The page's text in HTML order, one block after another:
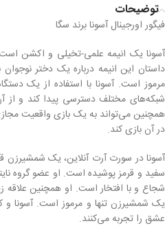
توضیحات
فیگور اورجینال آسونا برند سگا
داستان این انیمه درباره یک دختر
مرموز است. آسونا با استفاده از یک
شبکه‌های مختلف دسترسی پیدا کند و از
همچنین می‌تواند به یک بازی واقعیت
در آن بازی کند.
آسونا در سورت آرت آنلاین، یک
سفید و قرمز پوشیده است. او عضو گروه
شجاع و با افتخار است. او همچنین علاقه
یک شمشیرزن تنها و مرموز است. آسونا و
عشق را تجربه می‌کنند.